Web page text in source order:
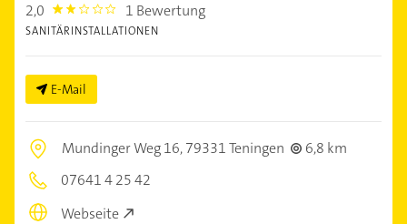
2,0 2.0 1 Bewertung
SANITÄRINSTALLATIONEN
E-Mail
Mundinger Weg 16,79331 Teningen
6,8 km
07641 4 25 42
Webseite